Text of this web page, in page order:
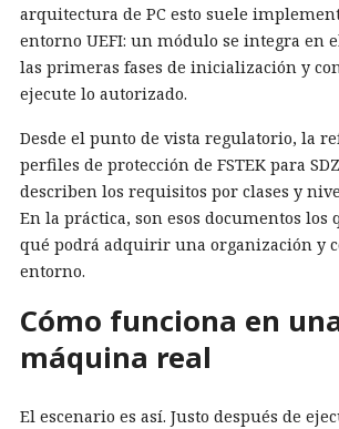
arquitectura de PC esto suele
entorno UEFI: un módulo se integra en
las primeras fases de inicialización y
ejecute lo autorizado.
Desde el punto de vista regulatorio, la
perfiles de protección de FSTEK para
describen los requisitos por clases y
En la práctica, son esos documentos
qué podrá adquirir una organización y
entorno.
Cómo funciona en
máquina real
El escenario es así. Justo después de